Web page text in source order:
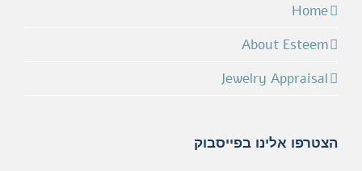
Home
About Esteem
Jewelry Appraisal
הצטרפו אלינו בפייסבוק